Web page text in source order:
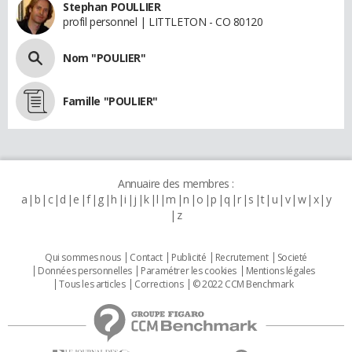
Stephan POULLIER
profil personnel | LITTLETON - CO 80120
Nom "POULIER"
Famille "POULIER"
Annuaire des membres :
a b c d e f g h i j k l m n o p q r s t u v w x y
z
Qui sommes nous Contact Publicité Recrutement
Societé
Données personnelles
Paramétrer les cookies
Mentions légales
Tous les articles
Corrections © 2022 CCM Benchmark